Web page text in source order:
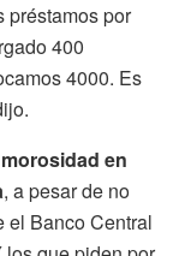
préstamos por
400
4000. Es
morosidad en
, a pesar de no
el Banco Central